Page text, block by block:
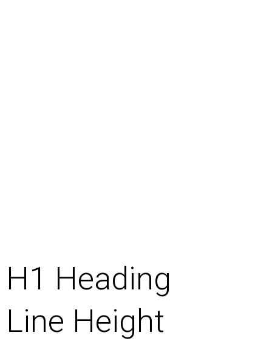
H1 Heading
Line Height